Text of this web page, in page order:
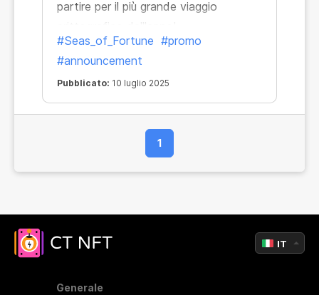
partire per il più grande viaggio
#Seas_of_Fortune #promo
#announcement
Pubblicato: 10 luglio 2025
1
Generale
IT